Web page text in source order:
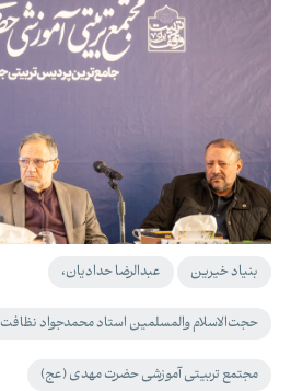
بنیاد خیرین عبدالرضا حدادیان،
حجت‌الاسلام والمسلمین استاد محمدجواد نظافت
مجتمع تربیتی آموزشی حضرت مهدی (عج)